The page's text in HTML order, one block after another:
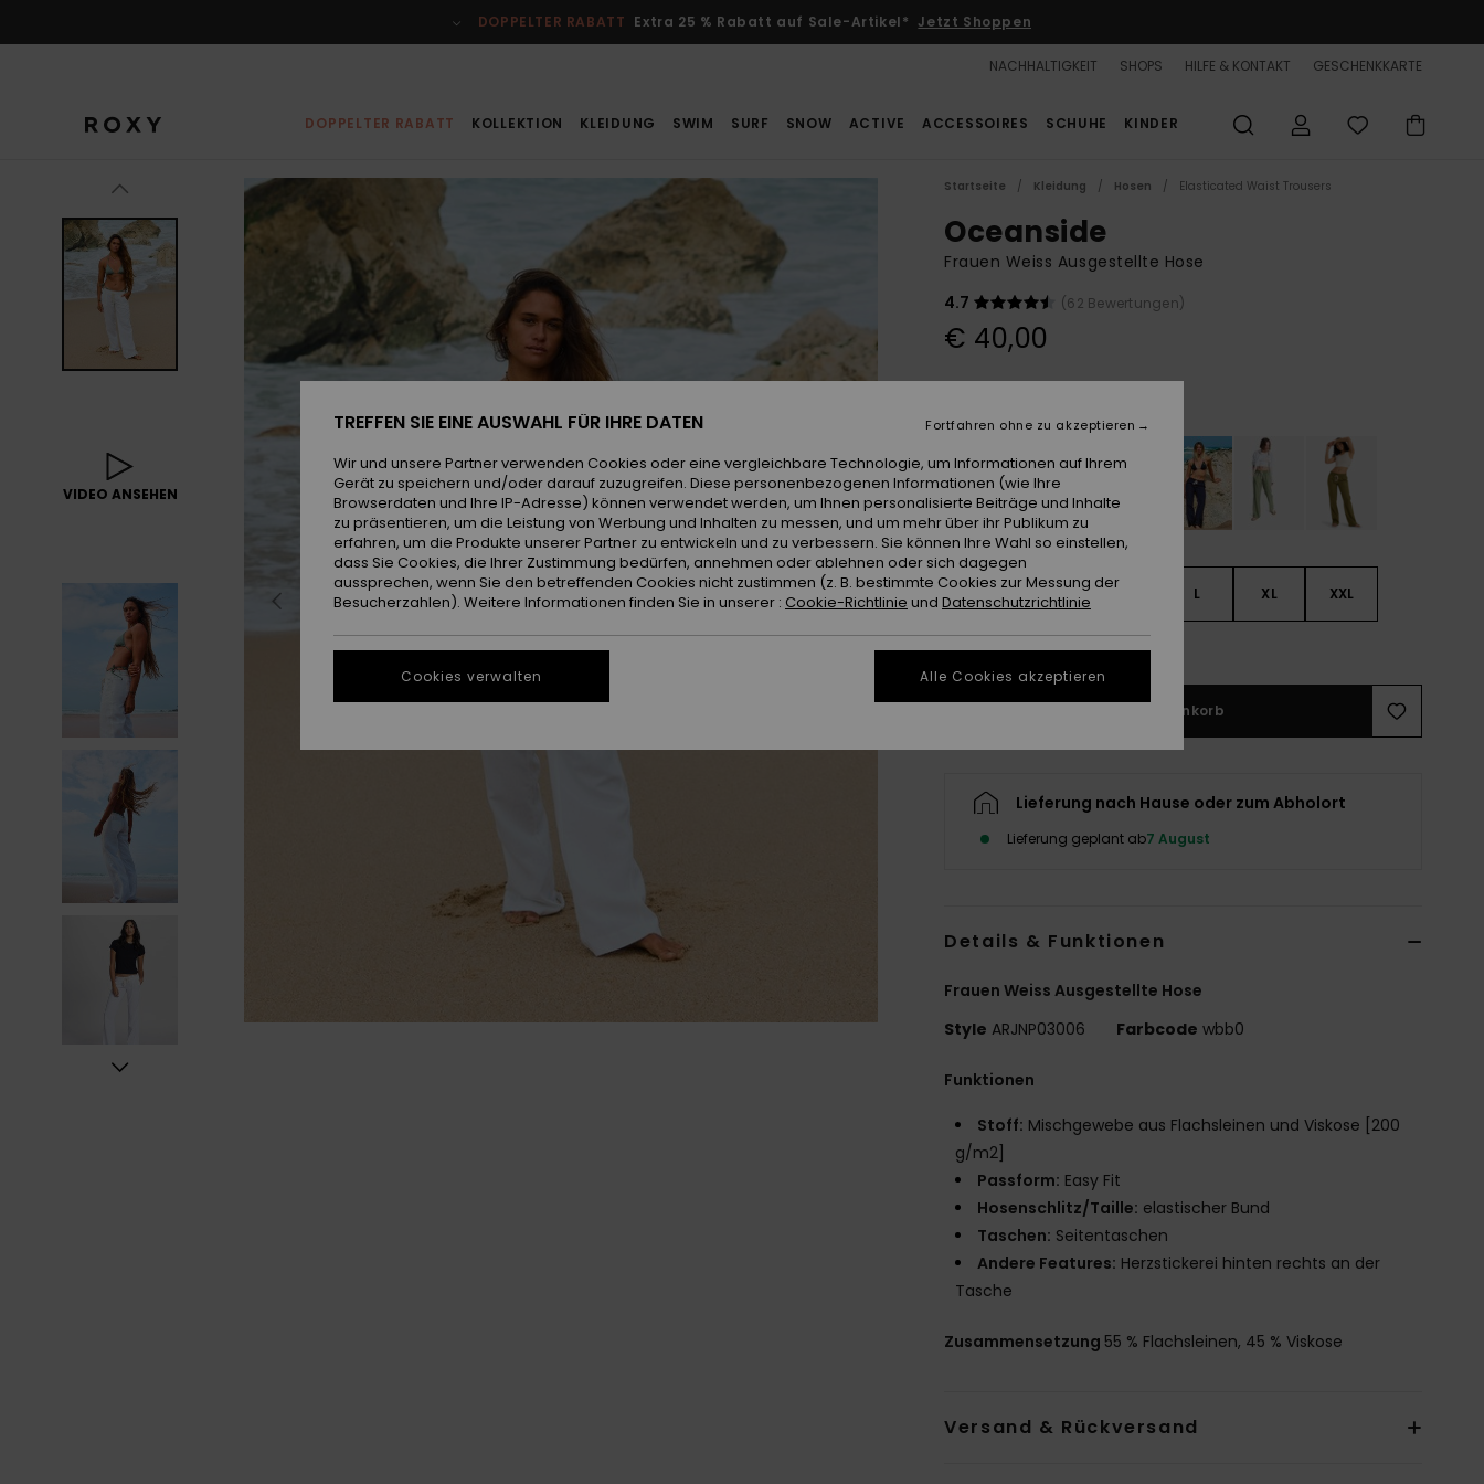
DOPPELTER RABATT Extra 25 % Rabatt auf Sale-Artikel* Jetzt Shoppen
NACHHALTIGKEIT SHOPS HILFE & KONTAKT GESCHENKKARTE
DOPPELTER RABATT KOLLEKTION KLEIDUNG SWIM SURF SNOW ACTIVE ACCESSOIRES SCHUHE KINDER
VIDEO ANSEHEN
Startseite Kleidung Hosen Elasticated Waist Trousers
Oceanside
Frauen Weiss Ausgestellte Hose
4.7
(62 Bewertungen)
€ 40,00
XS S L XL XXL
Größentabelle ansehen
In den Warenkorb
Lieferung nach Hause oder zum Abholort
Lieferung geplant ab7 August
Details & Funktionen
Frauen Weiss Ausgestellte Hose
Style ARJNP03006 Farbcode wbb0
Funktionen
Stoff: Mischgewebe aus Flachsleinen und Viskose [200
g/m2]
Passform: Easy Fit
Hosenschlitz/Taille: elastischer Bund
Taschen: Seitentaschen
Andere Features: Herzstickerei hinten rechts an der
Tasche
Zusammensetzung 55 % Flachsleinen, 45 % Viskose
Versand & Rückversand
TREFFEN SIE EINE AUSWAHL FÜR IHRE DATEN
Wir und unsere Partner verwenden Cookies oder eine vergleichbare Technologie, um Informationen auf Ihrem
Gerät zu speichern und/oder darauf zuzugreifen. Diese personenbezogenen Informationen (wie Ihre
Browserdaten und Ihre IP-Adresse) können verwendet werden, um Ihnen personalisierte Beiträge und Inhalte
zu präsentieren, um die Leistung von Werbung und Inhalten zu messen, und um mehr über ihr Publikum zu
erfahren, um die Produkte unserer Partner zu entwickeln und zu verbessern. Sie können Ihre Wahl so einstellen,
dass Sie Cookies, die Ihrer Zustimmung bedürfen, annehmen oder ablehnen oder sich dagegen
aussprechen, wenn Sie den betreffenden Cookies nicht zustimmen (z. B. bestimmte Cookies zur Messung der
Besucherzahlen). Weitere Informationen finden Sie in unserer : Cookie-Richtlinie und Datenschutzrichtlinie
Cookies verwalten
Fortfahren ohne zu akzeptieren
Alle Cookies akzeptieren